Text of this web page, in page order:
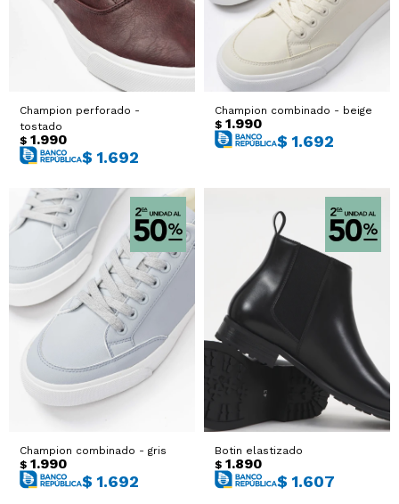
Champion perforado -
tostado
$ 1.990
$ 1.692
Champion combinado - beige
$ 1.990
$ 1.692
Champion combinado - gris
$ 1.990
$ 1.692
Botin elastizado
$ 1.890
$ 1.607